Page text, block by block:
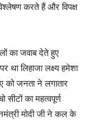
करते हैं और विपक्ष
का जवाब देते हुए
था लिहाजा लक्ष्य हमेशा
को जनता ने लगातार
सीटों का महत्वपूर्ण
मोदी जी ने कल के